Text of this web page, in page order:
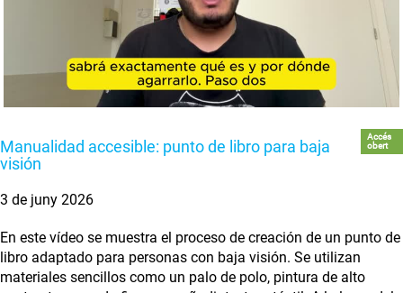
Manualidad accesible: punto de libro para baja
visión
Accés
obert
3 de juny 2026
En este vídeo se muestra el proceso de creación de un punto de
libro adaptado para personas con baja visión. Se utilizan
materiales sencillos como un palo de polo, pintura de alto